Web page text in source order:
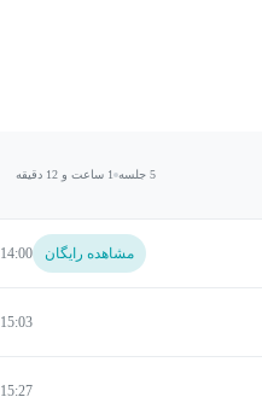
5 جلسه 1 ساعت و 12 دقیقه
مشاهده رایگان 14:00
15:03
15:27